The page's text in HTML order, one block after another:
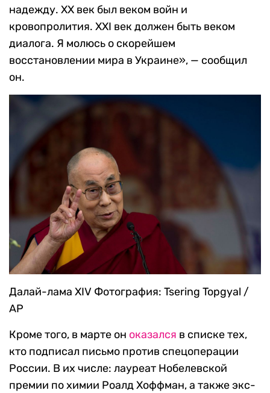
надежду. XX век был веком войн и
кровопролития. XXI век должен быть веком
диалога. Я молюсь о скорейшем
восстановлении мира в Украине», — сообщил
он.
Далай-лама XIV Фотография: Tsering Topgyal /
AP
Кроме того, в марте он оказался в списке тех,
кто подписал письмо против спецоперации
России. В их числе: лауреат Нобелевской
премии по химии Роалд Хоффман, а также экс-